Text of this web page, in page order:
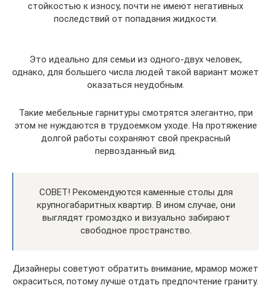
стойкостью к износу, почти не имеют негативных
последствий от попадания жидкости.
Это идеально для семьи из одного-двух человек,
однако, для большего числа людей такой вариант может
оказаться неудобным.
Такие мебельные гарнитуры смотрятся элегантно, при
этом не нуждаются в трудоемком уходе. На протяжение
долгой работы сохраняют свой прекрасный
первозданный вид.
СОВЕТ! Рекомендуются каменные столы для
крупногабаритных квартир. В ином случае, они
выглядят громоздко и визуально забирают
свободное пространство.
Дизайнеры советуют обратить внимание, мрамор может
окраситься, потому лучше отдать предпочтение граниту.